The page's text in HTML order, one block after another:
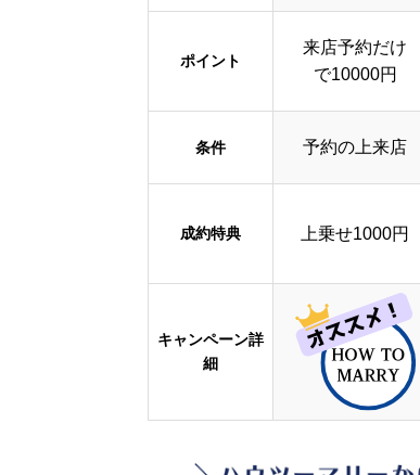
ポイント
来店予約だけ
で10000円
条件 予約の上来店
成約特典 上乗せ1000円
キャンペーン詳
細